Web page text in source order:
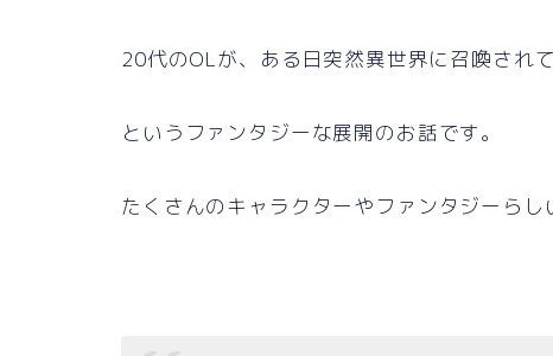
20代のOLが、ある日突然異世界に召喚され
というファンタジーな展開のお話です。
たくさんのキャラクターやファンタジーらし